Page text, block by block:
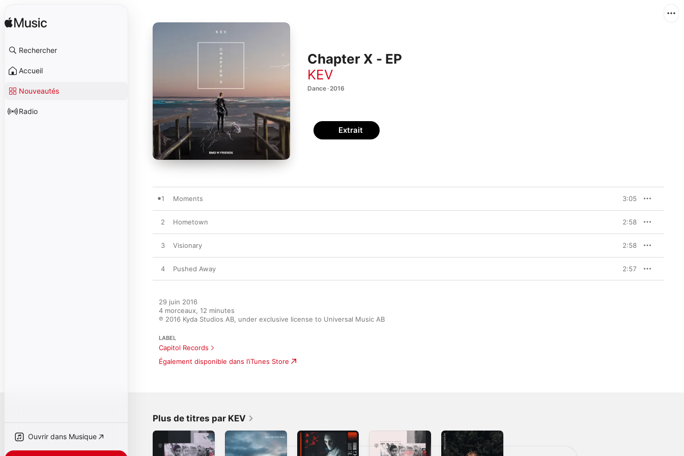
Rechercher
Accueil
Nouveautés
Radio
Ouvrir dans Musique
Chapter X - EP
KEV
Dance · 2016
Extrait
1 Moments 3:05
2 Hometown 2:58
3 Visionary 2:58
4 Pushed Away 2:57
29 juin 2016
4 morceaux, 12 minutes
℗ 2016 Kyda Studios AB, under exclusive license to Universal Music AB
LABEL
Capitol Records
Également disponible dans l’iTunes Store
Plus de titres par KEV